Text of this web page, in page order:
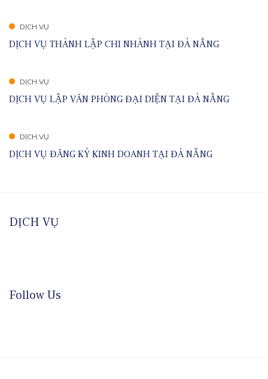
DỊCH VỤ
DỊCH VỤ THÀNH LẬP CHI NHÁNH TẠI ĐÀ NẴNG
DỊCH VỤ
DỊCH VỤ LẬP VĂN PHÒNG ĐẠI DIỆN TẠI ĐÀ NẴNG
DỊCH VỤ
DỊCH VỤ ĐĂNG KÝ KINH DOANH TẠI ĐÀ NẴNG
DỊCH VỤ
Follow Us